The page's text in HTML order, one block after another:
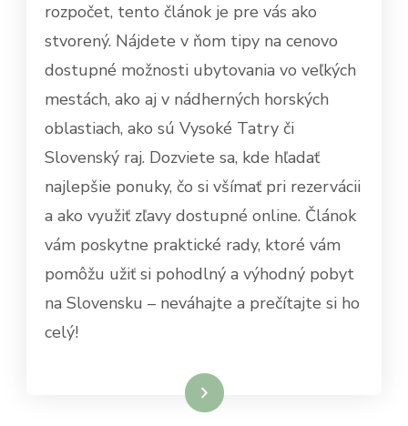
rozpočet, tento článok je pre vás ako
stvorený. Nájdete v ňom tipy na cenovo
dostupné možnosti ubytovania vo veľkých
mestách, ako aj v nádherných horských
oblastiach, ako sú Vysoké Tatry či
Slovenský raj. Dozviete sa, kde hľadať
najlepšie ponuky, čo si všímať pri rezervácii
a ako využiť zľavy dostupné online. Článok
vám poskytne praktické rady, ktoré vám
pomôžu užiť si pohodlný a výhodný pobyt
na Slovensku – neváhajte a prečítajte si ho
celý!
Dowiedz się więcej